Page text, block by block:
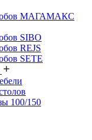
МАГАМАКС
SIBO
REJS
SETE
100/150